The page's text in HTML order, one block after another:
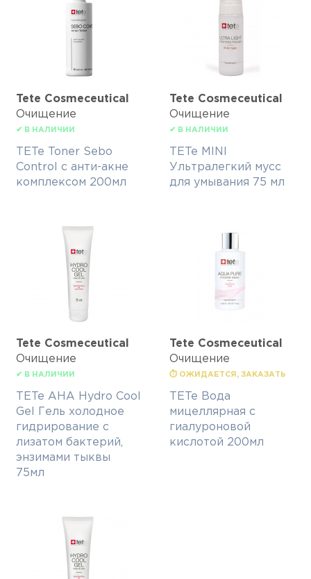
Tete Cosmeceutical
Очищение
✔ В НАЛИЧИИ
TETe Toner Sebo
Control с анти-акне
комплексом 200мл
Tete Cosmeceutical
Очищение
✔ В НАЛИЧИИ
TETe MINI
Ультралегкий мусс
для умывания 75 мл
Tete Cosmeceutical
Очищение
✔ В НАЛИЧИИ
TETe AHA Hydro Cool
Gel Гель холодное
гидрирование с
лизатом бактерий,
энзимами тыквы
75мл
Tete Cosmeceutical
Очищение
⏱ ОЖИДАЕТСЯ, ЗАКАЗАТЬ
TETe Вода
мицеллярная с
гиалуроновой
кислотой 200мл